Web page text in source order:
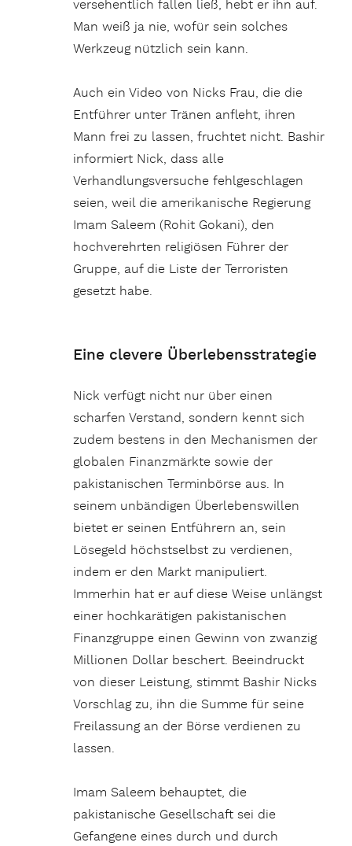
versehentlich fallen ließ, hebt er ihn auf.
Man weiß ja nie, wofür sein solches
Werkzeug nützlich sein kann.
Auch ein Video von Nicks Frau, die die
Entführer unter Tränen anfleht, ihren
Mann frei zu lassen, fruchtet nicht. Bashir
informiert Nick, dass alle
Verhandlungsversuche fehlgeschlagen
seien, weil die amerikanische Regierung
Imam Saleem (Rohit Gokani), den
hochverehrten religiösen Führer der
Gruppe, auf die Liste der Terroristen
gesetzt habe.
Eine clevere Überlebensstrategie
Nick verfügt nicht nur über einen
scharfen Verstand, sondern kennt sich
zudem bestens in den Mechanismen der
globalen Finanzmärkte sowie der
pakistanischen Terminbörse aus. In
seinem unbändigen Überlebenswillen
bietet er seinen Entführern an, sein
Lösegeld höchstselbst zu verdienen,
indem er den Markt manipuliert.
Immerhin hat er auf diese Weise unlängst
einer hochkarätigen pakistanischen
Finanzgruppe einen Gewinn von zwanzig
Millionen Dollar beschert. Beeindruckt
von dieser Leistung, stimmt Bashir Nicks
Vorschlag zu, ihn die Summe für seine
Freilassung an der Börse verdienen zu
lassen.
Imam Saleem behauptet, die
pakistanische Gesellschaft sei die
Gefangene eines durch und durch